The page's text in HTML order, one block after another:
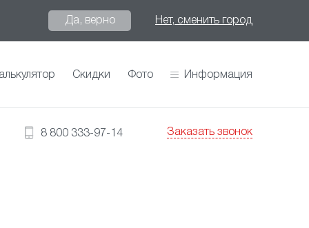
Да, верно Нет, сменить город
Скидки Фото Информация
8 800 333-97-14 Заказать звонок